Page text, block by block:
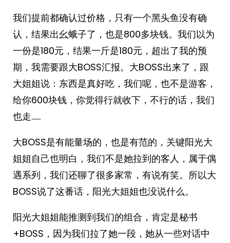
我们提前都确认过价格，只有一个黑头鱼没有确
认，结果出幺蛾子了，也是800多块钱。我们以为
一份是180元，结果一斤是180元，超出了我的预
期，我需要跟大BOSS汇报。大BOSS出来了，跟
大姐姐说：东西是真好吃，我们呢，也不是游客，
给你600块钱，你觉得行就收下，不行的话，我们
也走……
大BOSS是有能量场的，也是有范的，关键阳光大
姐姐自己也明白，我们不是她拉到的客人，属于偶
遇系列，我们还聊了很多家常，有说有笑。所以大
BOSS说了这番话，阳光大姐姐也没说什么。
阳光大姐姐能推测到我们的组合，肯定是秘书
+BOSS，因为我们拉了她一段，她从一些对话中